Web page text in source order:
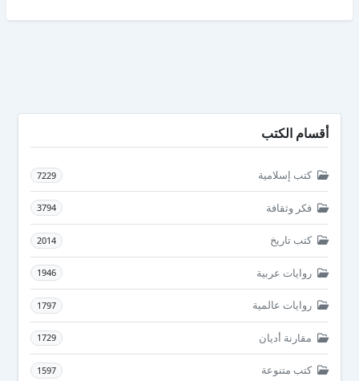
أقسام الكتب
كتب إسلامية 7229
فكر وثقافة 3794
كتب تاريخ 2014
روايات عربية 1946
روايات عالمية 1797
مقارنة أديان 1729
كتب متنوعة 1597